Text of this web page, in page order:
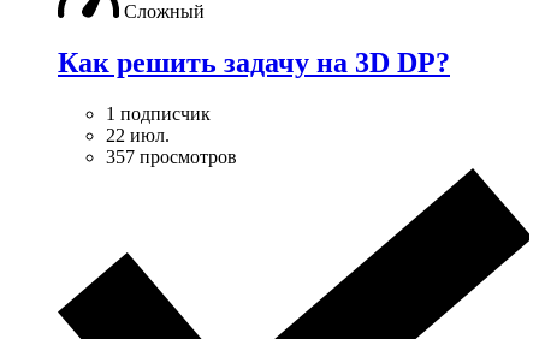
Сложный
Как решить задачу на 3D DP?
1 подписчик
22 июл.
357 просмотров